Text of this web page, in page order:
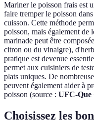
Mariner le poisson frais est
faire tremper le poisson
cuisson. Cette méthode
poisson, mais également de
marinade peut être
citron ou du vinaigre),
pratique est devenue
permet aux cuisiniers de
plats uniques. De
peuvent également aider à
poisson (source : UFC-Que
Choisissez les